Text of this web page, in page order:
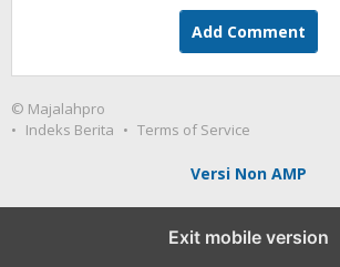
Add Comment
© Majalahpro
Indeks Berita
Terms of Service
Versi Non AMP
Exit mobile version